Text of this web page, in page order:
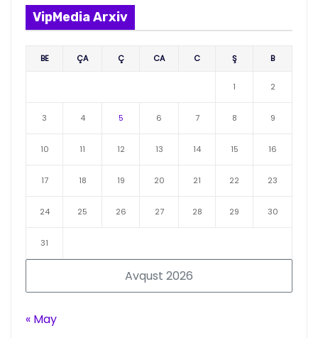
VipMedia Arxiv
Avqust 2026
BE ÇA Ç CA C Ş B
1 2
3 4 5 6 7 8 9
10 11 12 13 14 15 16
17 18 19 20 21 22 23
24 25 26 27 28 29 30
31
« May